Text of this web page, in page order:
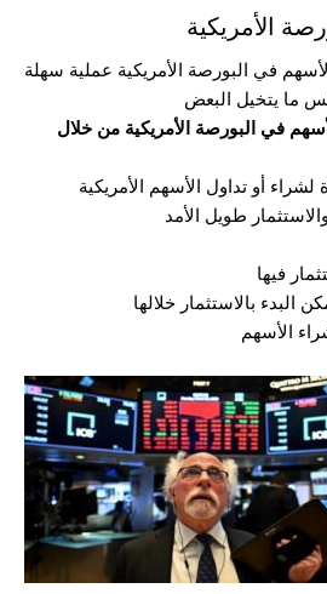
الأمريكية
في البورصة الأمريكية عملية سهلة
ما يتخيل البعض
في البورصة الأمريكية من خلال